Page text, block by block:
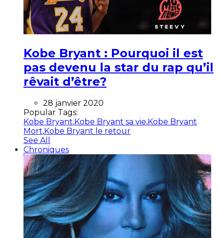
Kobe Bryant : Pourquoi il est
pas devenu la star du rap qu’il
rêvait d’être?
28 janvier 2020
Popular Tags:
Kobe Bryant,Kobe Bryant sa vie,Kobe Bryant
Mort,Kobe Bryant le retour
See All
Chroniques